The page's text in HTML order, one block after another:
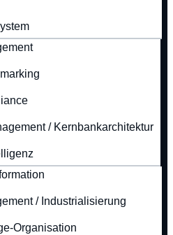
/ Kernbankarchitektur
/ Industrialisierung
Organisation